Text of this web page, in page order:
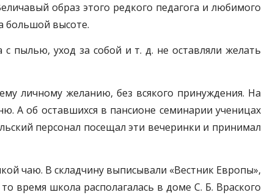
образ этого редкого педагога и любимого
большой высоте.
пылью, уход за собой и т. д. не оставляли желать
личному желанию, без всякого принуждения. На
А об оставшихся в пансионе семинарии ученицах
персонал посещал эти вечеринки и принимал
чаю. В складчину выписывали «Вестник Европы»,
время школа располагалась в доме С. Б. Враского